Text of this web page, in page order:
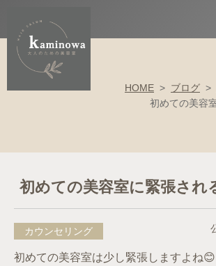
HOME > ブログ >
初めての美容
初めての美容室に緊張され
カウンセリング
初めての美容室は少し緊張しますよね😊